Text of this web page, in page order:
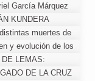
de 1976
García Márquez
KUNDERA
muertes de
religiosos
y evolución de los
DE LEMAS:
Y
DE LA CRUZ